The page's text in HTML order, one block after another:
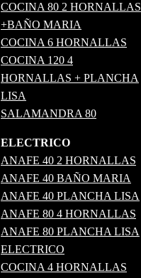
COCINA 80 2 HORNALLAS
+BAÑO MARIA
COCINA 6 HORNALLAS
COCINA 120 4
HORNALLAS + PLANCHA
LISA
SALAMANDRA 80
ELECTRICO
ANAFE 40 2 HORNALLAS
ANAFE 40 BAÑO MARIA
ANAFE 40 PLANCHA LISA
ANAFE 80 4 HORNALLAS
ANAFE 80 PLANCHA LISA
ELECTRICO
COCINA 4 HORNALLAS